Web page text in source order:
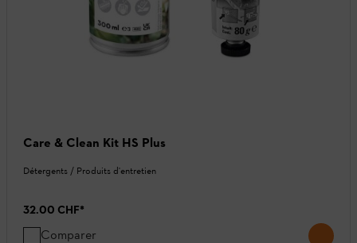
Care & Clean Kit HS Plus
Détergents / Produits d'entretien
32.00 CHF*
Comparer